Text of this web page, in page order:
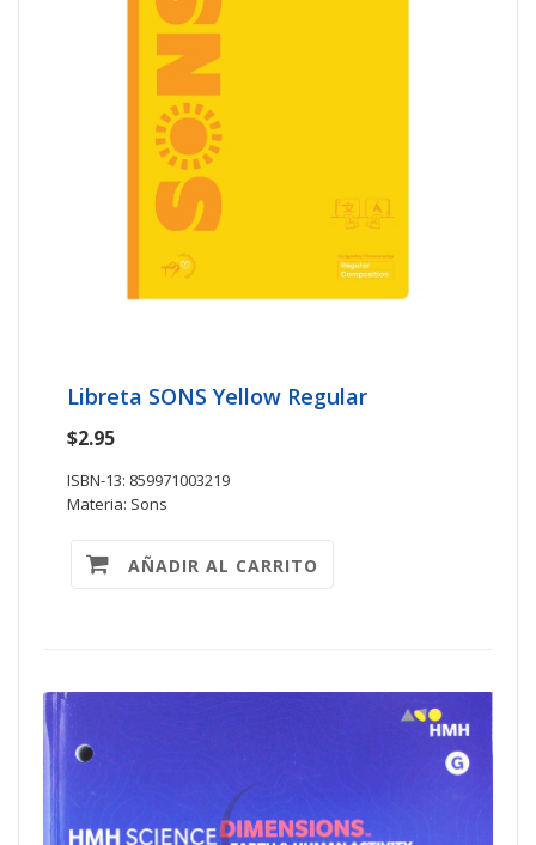
Libreta SONS Yellow Regular
$2.95
ISBN-13: 859971003219
Materia: Sons
AÑADIR AL CARRITO